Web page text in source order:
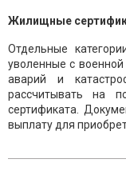
Жилищные
Отдельные
уволенные с
аварий и
рассчитывать на
сертификата.
выплату для